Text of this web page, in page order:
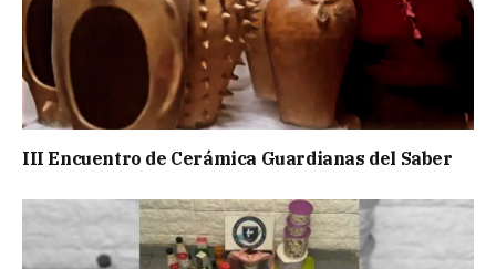
III Encuentro de Cerámica Guardianas del Saber